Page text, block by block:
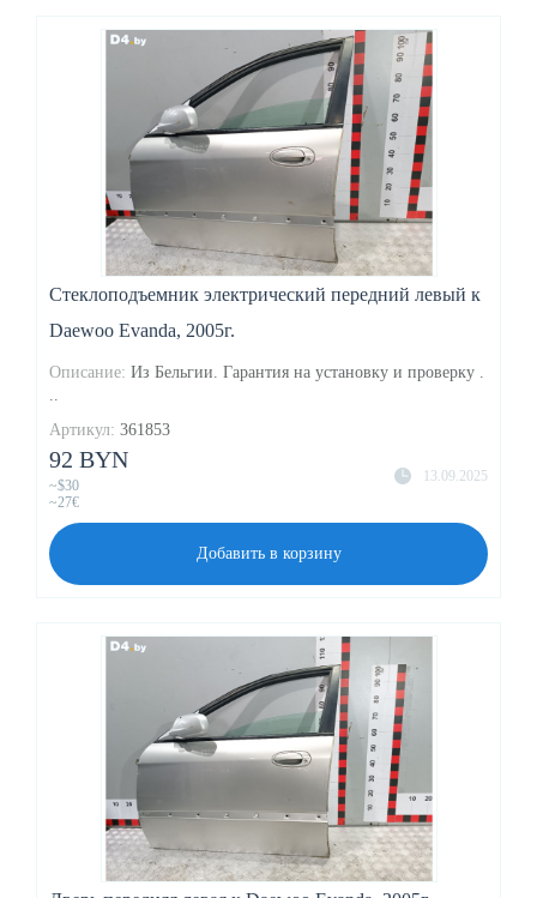
Стеклоподъемник электрический передний левый к
Daewoo Evanda, 2005г.
Описание: Из Бельгии. Гарантия на установку и проверку .
Артикул: 361853
13.09.2025
92 BYN
~$30
~27€
Добавить в корзину